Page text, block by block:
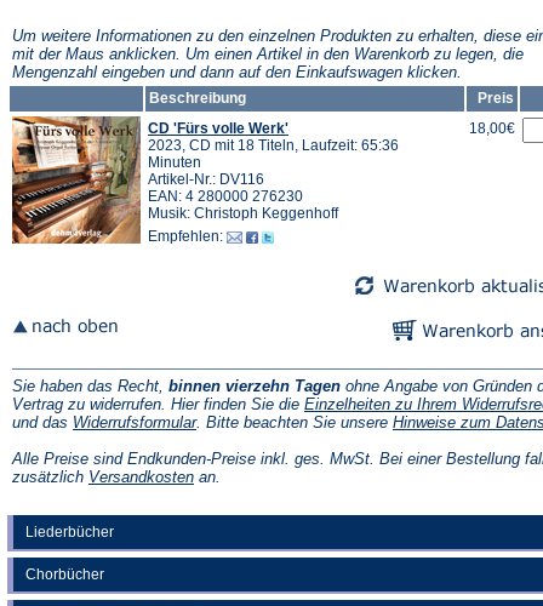
Liederbücher
Chorbücher
Um weitere Informationen zu den einzelnen Produkten zu erhalten, diese
mit der Maus anklicken. Um einen Artikel in den Warenkorb zu legen, die
Mengenzahl eingeben und dann auf den Einkaufswagen klicken.
Beschreibung
Preis
CD 'Fürs volle Werk'
2023, CD mit 18 Titeln, Laufzeit: 65:36
Minuten
Artikel-Nr.: DV116
EAN: 4 280000 276230
Musik: Christoph Keggenhoff
Empfehlen:
18,00€
Sie haben das Recht, binnen vierzehn Tagen ohne Angabe von Gründen
Vertrag zu widerrufen. Hier finden Sie die Einzelheiten zu Ihrem
und das Widerrufsformular(Öffnet
einem
neuen
. Bitte beachten Sie unsere Hinweise zum
Alle Preise sind Endkunden-Preise inkl. ges. MwSt. Bei einer Bestellung
zusätzlich Versandkosten(Öffnet
an.